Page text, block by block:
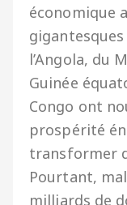
économique
l’Angola, du
Guinée
Congo ont
prospérité
transformer
Pourtant,
milliards de